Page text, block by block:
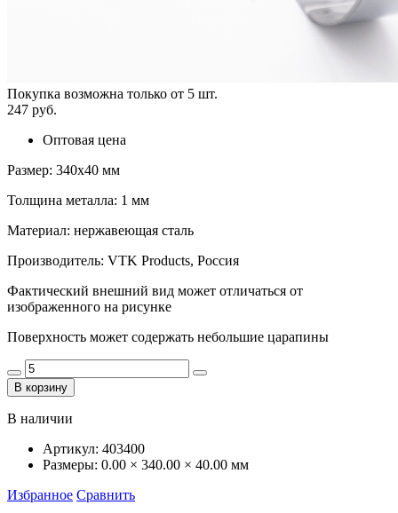
Покупка возможна только от 5 шт.
247 руб.
Оптовая цена
Размер: 340х40 мм
Толщина металла: 1 мм
Материал: нержавеющая сталь
Производитель: VTK Products, Россия
Фактический внешний вид может отличаться от
изображенного на рисунке
Поверхность может содержать небольшие царапины
В корзину
В наличии
Артикул: 403400
Размеры: 0.00 × 340.00 × 40.00 мм
Избранное Сравнить